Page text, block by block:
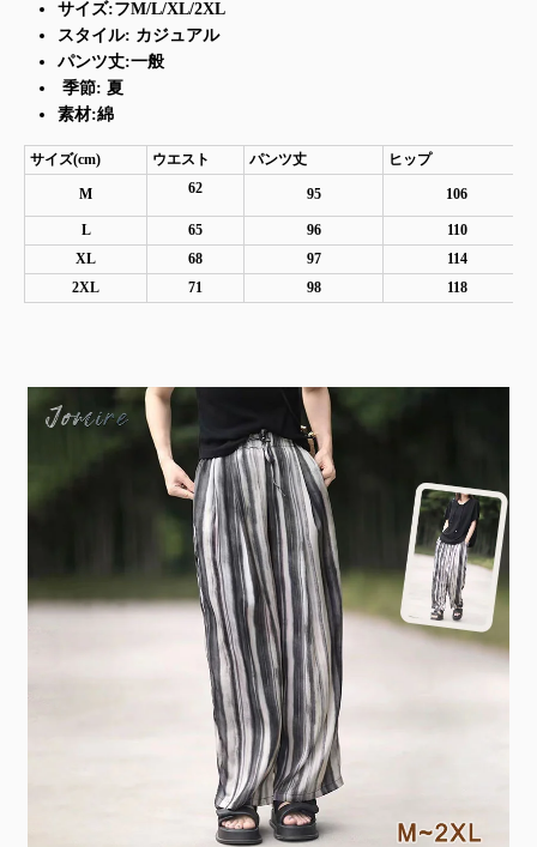
サイズ:フM/L/XL/2XL
スタイル: カジュアル
パンツ丈:一般
季節: 夏
素材:綿
サイズ(cm) ウエスト パンツ丈 ヒップ
M 62 95 106
L 65 96
110
XL
68 97
114
2XL
71 98 118